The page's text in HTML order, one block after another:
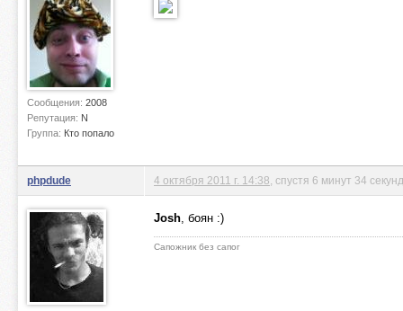
Сообщения: 2008
Репутация: N
Группа: Кто попало
phpdude 4 октября 2011 г. 14:38 , спустя 6 минут 34
Josh, боян :)
Сапожник без сапог